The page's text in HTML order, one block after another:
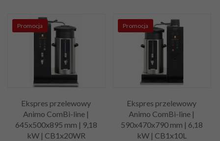
Promocja
Ekspres przelewowy
Animo ComBi-line |
645x500x895 mm | 9,18
kW | CB1x20WR
Promocja
Ekspres przelewowy
Animo ComBi-line |
590x470x790 mm | 6,18
kW | CB1x10L